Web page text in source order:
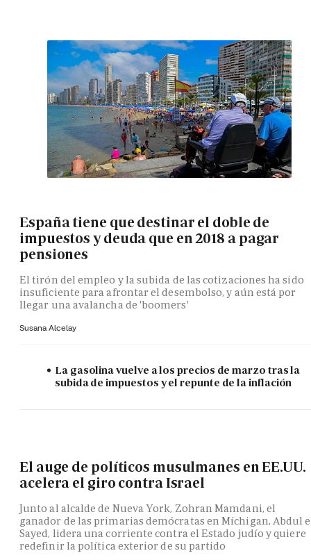
España tiene que destinar el doble de
impuestos y deuda que en 2018 a pagar
pensiones
El tirón del empleo y la subida de las cotizaciones ha sido
insuficiente para afrontar el desembolso, y aún está por
llegar una avalancha de 'boomers'
Susana Alcelay
La gasolina vuelve a los precios de marzo tras la
subida de impuestos y el repunte de la inflación
El auge de políticos musulmanes en EE.UU.
acelera el giro contra Israel
Junto al alcalde de Nueva York, Zohran Mamdani, el
ganador de las primarias demócratas en Míchigan, Abdul
Sayed, lidera una corriente contra el Estado judío y quiere
redefinir la política exterior de su partido